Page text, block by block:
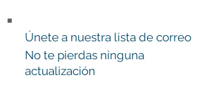
Únete a nuestra lista de correo
No te pierdas ninguna
actualización